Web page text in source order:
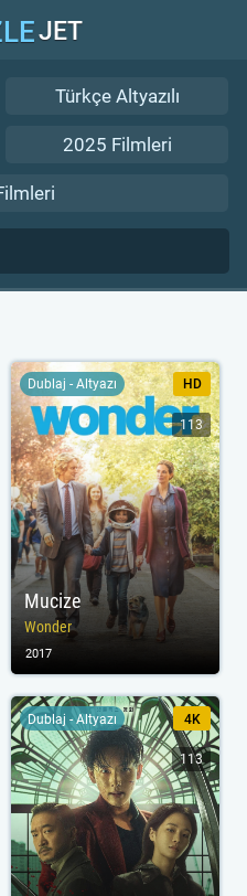
JET
Türkçe Altyazılı
2025 Filmleri
Mucize
Wonder
Dublaj - Altyazı HD
113
2017
Dublaj - Altyazı 4K
113